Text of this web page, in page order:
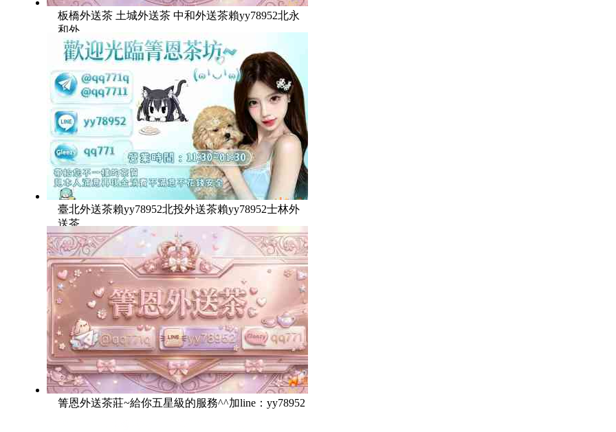
板橋外送茶 土城外送茶 中和外送茶賴yy78952北永
和外
臺北外送茶賴yy78952北投外送茶賴yy78952士林外
送茶
箐恩外送茶莊~給你五星級的服務^^加line：yy78952